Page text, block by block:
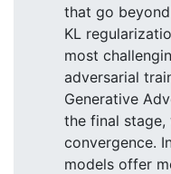
that go
KL
most
adversarial
Generative
the final stage,
convergence.
models offer